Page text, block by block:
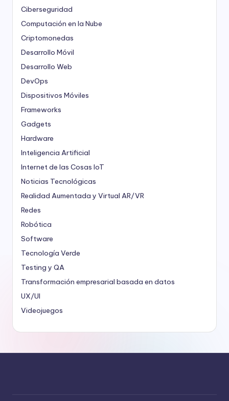
Ciberseguridad
Computación en la Nube
Criptomonedas
Desarrollo Móvil
Desarrollo Web
DevOps
Dispositivos Móviles
Frameworks
Gadgets
Hardware
Inteligencia Artificial
Internet de las Cosas IoT
Noticias Tecnológicas
Realidad Aumentada y Virtual AR/VR
Redes
Robótica
Software
Tecnología Verde
Testing y QA
Transformación empresarial basada en datos
UX/UI
Videojuegos